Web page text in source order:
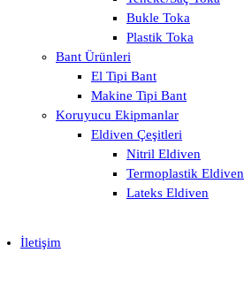
Bukle Toka
Plastik Toka
Bant Ürünleri
El Tipi Bant
Makine Tipi Bant
Koruyucu Ekipmanlar
Eldiven Çeşitleri
Nitril Eldiven
Termoplastik Eldiven
Lateks Eldiven
İletişim